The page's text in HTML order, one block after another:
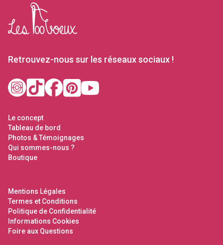
Retrouvez-nous sur les réseaux sociaux !
Le concept
Tableau de bord
Photos & Témoignages
Qui sommes-nous ?
Boutique
Mentions Légales
Termes et Conditions
Politique de Confidentialité
Informations Cookies
Foire aux Questions